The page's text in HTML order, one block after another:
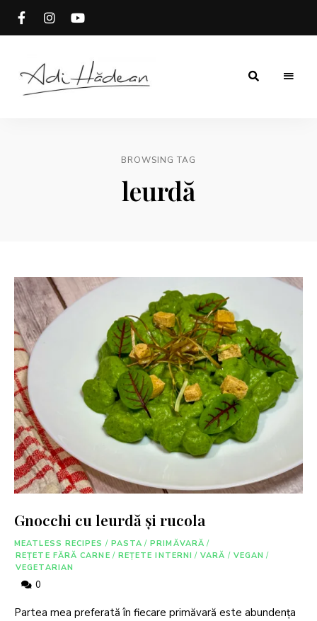
BROWSING TAG
leurdă
Gnocchi cu leurdă și rucola
MEATLESS RECIPES / PASTA / PRIMĂVARĂ /
REȚETE FĂRĂ CARNE / REȚETE INTERNI / VARĂ / VEGAN /
VEGETARIAN
0
Partea mea preferată în fiecare primăvară este abundența